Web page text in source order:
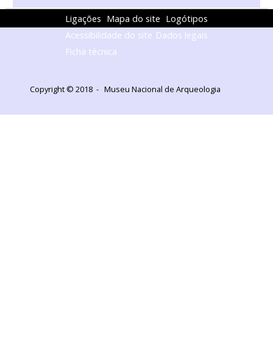
Ligações Mapa do site Logótipos
Acessibilidade do site Dados legais
Ficha técnica
Copyright © 2018 - Museu Nacional de Arqueologia